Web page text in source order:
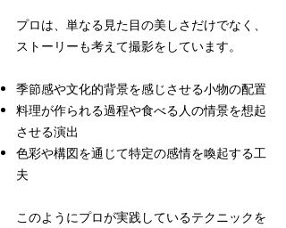
プロは、単なる見た目の美しさだけでなく、
ストーリーも考えて撮影をしています。
季節感や文化的背景を感じさせる小物の配置
料理が作られる過程や食べる人の情景を想起
させる演出
色彩や構図を通じて特定の感情を喚起する工
夫
このようにプロが実践しているテクニックを